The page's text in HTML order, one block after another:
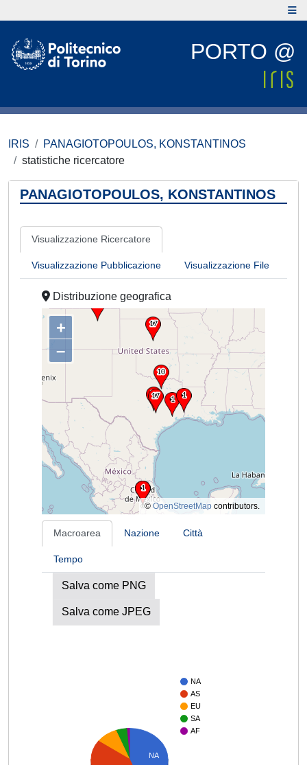
PORTO @
IRIS
PANAGIOTOPOULOS, KONSTANTINOS
statistiche ricercatore
PANAGIOTOPOULOS, KONSTANTINOS
Visualizzazione Ricercatore
Visualizzazione Pubblicazione Visualizzazione File
Distribuzione geografica
+
–
© OpenStreetMap contributors.
Macroarea Nazione Città
Tempo
Salva come PNG
Salva come JPEG
NA
AS
EU
SA
AF
NA